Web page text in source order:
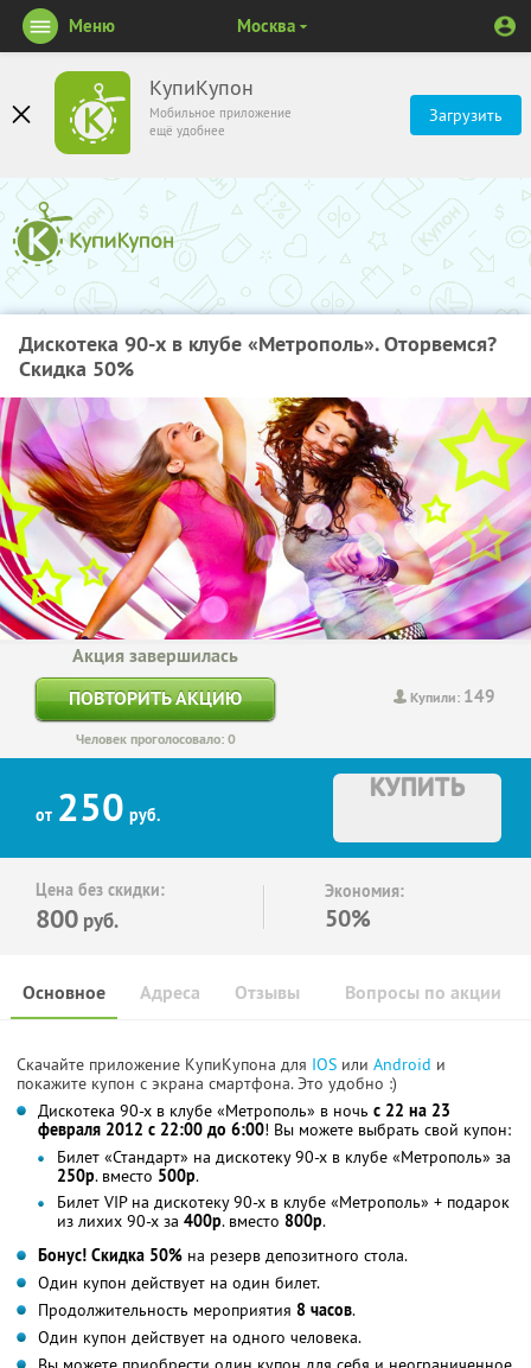
КупиКупон
Мобильное приложение
ещё удобнее
Загрузить
Меню Москва
Дискотека 90-х в клубе «Метрополь». Оторвемся?
Скидка 50%
Купили: 149
Акция завершилась
ПОВТОРИТЬ АКЦИЮ
Человек проголосовало: 0
от 250 руб.
КУПИТЬ
Цена без скидки:
800 руб.
Экономия:
50%
Основное Отзывы Вопросы по акции
Адреса
Скачайте приложение КупиКупона для IOS или Android и
покажите купон с экрана смартфона. Это удобно :)
Дискотека 90-х в клубе «Метрополь» в ночь с 22 на 23
февраля 2012 с 22:00 до 6:00! Вы можете выбрать свой купон:
Билет «Стандарт» на дискотеку 90-х в клубе «Метрополь» за
250р. вместо 500р.
Билет VIP на дискотеку 90-х в клубе «Метрополь» + подарок
из лихих 90-х за 400р. вместо 800р.
Бонус! Скидка 50% на резерв депозитного стола.
Один купон действует на один билет.
Продолжительность мероприятия 8 часов.
Один купон действует на одного человека.